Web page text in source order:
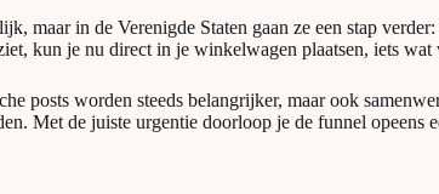
maar in de Verenigde Staten gaan ze een stap
kun je nu direct in je winkelwagen plaatsen, iets
posts worden steeds belangrijker, maar ook
Met de juiste urgentie doorloop je de funnel opeens